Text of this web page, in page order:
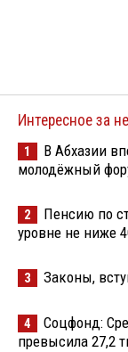
Интересное за
1
В Абхазии
молодёжный
2
Пенсию по
уровне не ниже
3 Законы,
4
Соцфонд:
превысила 27,2